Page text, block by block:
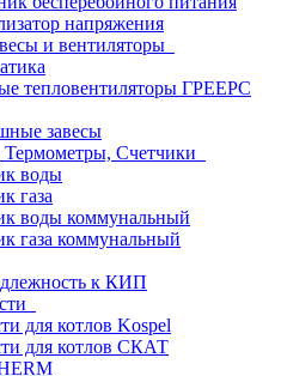
напряжения
и вентиляторы
тепловентиляторы ГРЕЕРС
завесы
Счетчики
воды
газа
воды коммунальный
газа коммунальный
к КИП
для котлов Kospel
для котлов СКАТ